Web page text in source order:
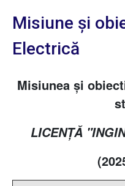
Misiune şi
Electrică
Misiunea şi
LICENŢĂ